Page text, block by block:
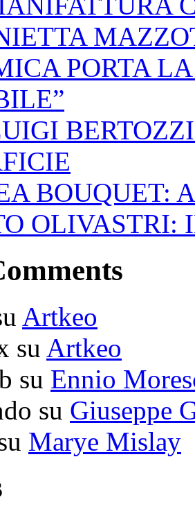
PORTA
BOUQUET:
OLIVASTRI:
Artkeo
su Artkeo
su Ennio
su Giuseppe
Marye Mislay